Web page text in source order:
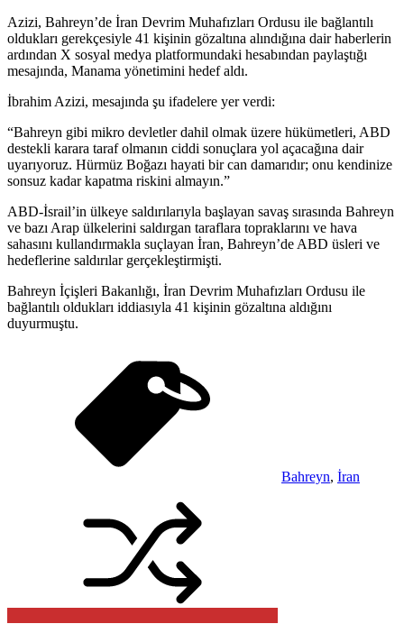
Azizi, Bahreyn’de İran Devrim Muhafızları Ordusu ile bağlantılı
oldukları gerekçesiyle 41 kişinin gözaltına alındığına dair haberlerin
ardından X sosyal medya platformundaki hesabından paylaştığı
mesajında, Manama yönetimini hedef aldı.
İbrahim Azizi, mesajında şu ifadelere yer verdi:
“Bahreyn gibi mikro devletler dahil olmak üzere hükümetleri, ABD
destekli karara taraf olmanın ciddi sonuçlara yol açacağına dair
uyarıyoruz. Hürmüz Boğazı hayati bir can damarıdır; onu kendinize
sonsuz kadar kapatma riskini almayın.”
ABD-İsrail’in ülkeye saldırılarıyla başlayan savaş sırasında Bahreyn
ve bazı Arap ülkelerini saldırgan taraflara topraklarını ve hava
sahasını kullandırmakla suçlayan İran, Bahreyn’de ABD üsleri ve
hedeflerine saldırılar gerçekleştirmişti.
Bahreyn İçişleri Bakanlığı, İran Devrim Muhafızları Ordusu ile
bağlantılı oldukları iddiasıyla 41 kişinin gözaltına aldığını
duyurmuştu.
Bahreyn, İran